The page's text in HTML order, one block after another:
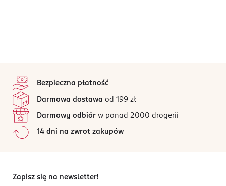
Bezpieczna płatność
Darmowa dostawa od 199 zł
Darmowy odbiór w ponad 2000 drogerii
14 dni na zwrot zakupów
Zapisz się na newsletter!